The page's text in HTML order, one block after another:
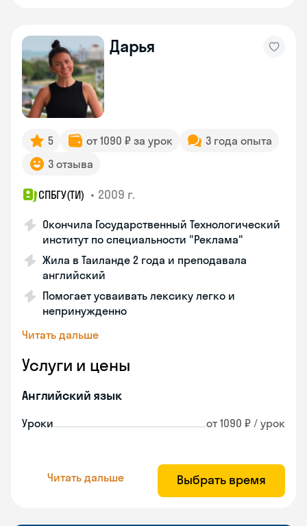
Дарья
5 от 1090 ₽ за урок
3 года опыта
3 отзыва
СПБГУ(ТИ) • 2009 г.
Окончила Государственный Технологический
институт по специальности "Реклама"
Жила в Таиланде 2 года и преподавала
английский
Помогает усваивать лексику легко и
непринужденно
Читать дальше
Услуги и цены
Английский язык
Уроки от 1090 ₽ / урок
Читать дальше Выбрать время